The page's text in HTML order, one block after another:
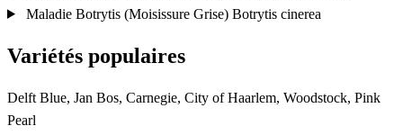
Maladie Botrytis (Moisissure Grise) Botrytis cinerea
Variétés populaires
Delft Blue, Jan Bos, Carnegie, City of Haarlem, Woodstock, Pink
Pearl